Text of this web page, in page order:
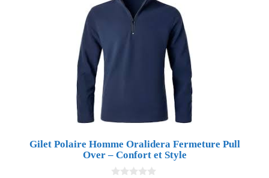
Gilet Polaire Homme Oralidera Fermeture Pull
Over – Confort et Style